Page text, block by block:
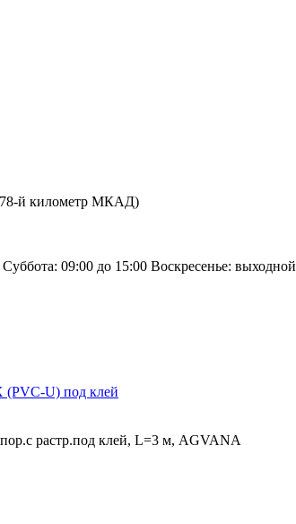
й километр МКАД)
09:00 до 15:00 Воскресенье: выходной
(PVC-U) под клей
растр.под клей, L=3 м, AGVANA